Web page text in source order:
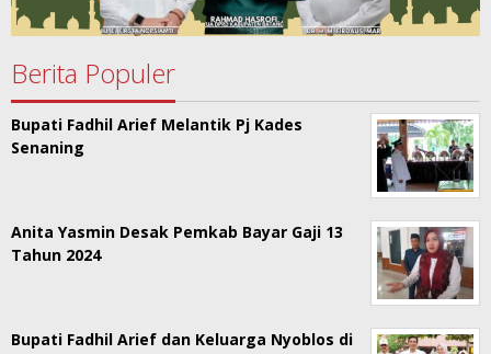
Berita Populer
Bupati Fadhil Arief Melantik Pj Kades
Senaning
Anita Yasmin Desak Pemkab Bayar Gaji 13
Tahun 2024
Bupati Fadhil Arief dan Keluarga Nyoblos di